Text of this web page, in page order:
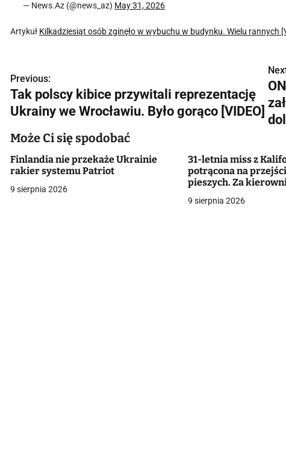
— News.Az (@news_az) May 31, 2026
Artykuł Kilkadziesiąt osób zginęło w wybuchu w budynku. Wielu rannych
N
a
w
i
g
a
Previous:
Tak polscy kibice przywitali reprezentację
Ukrainy we Wrocławiu. Było gorąco [VIDEO]
Może Ci się spodobać
Finlandia nie przekaże Ukrainie
rakier systemu Patriot
9 sierpnia 2026
31-letnia miss z
potrącona na
pieszych. Za
[VIDEO]
9 sierpnia 2026